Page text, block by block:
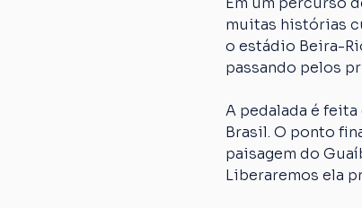
muitas histórias
o estádio Beira-
passando pelos
A pedalada é
Brasil. O ponto
paisagem do
Liberaremos ela